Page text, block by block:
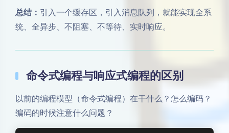
总结： 引入一个缓存区，引入消息队列，就能实现全系
统、全异步、不阻塞、不等待、实时响应。
命令式编程与响应式编程的区别
以前的编程模型（命令式编程）在干什么？怎么编码？
编码的时候注意什么问题？